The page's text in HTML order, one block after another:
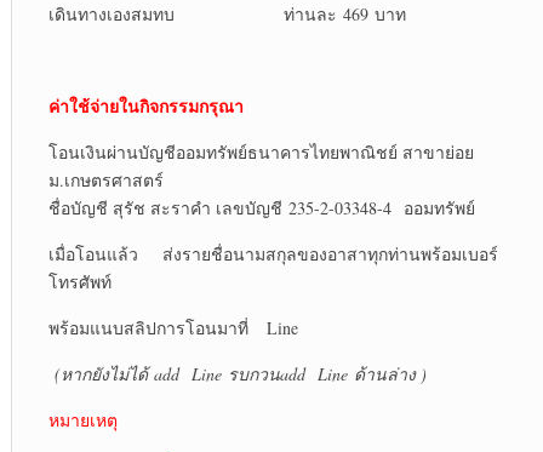
เดินทางเองสมทบ ท่านละ 469 บาท
ค่าใช้จ่ายในกิจกรรมกรุณา
โอนเงินผ่านบัญชีออมทรัพย์ธนาคารไทยพาณิชย์ สาขาย่อย
ม.เกษตรศาสตร์
ชื่อบัญชี สุรัช สะราคำ เลขบัญชี 235-2-03348-4 ออมทรัพย์
เมื่อโอนแล้ว ส่งรายชื่อนามสกุลของอาสาทุกท่านพร้อมเบอร์
โทรศัพท์
พร้อมแนบสลิปการโอนมาที่ Line
(หากยังไม่ได้add Line รบกวนadd Line ด้านล่าง )
หมายเหตุ